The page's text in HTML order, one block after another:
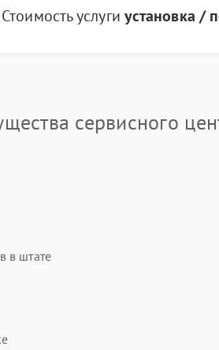
Стоимость услуги установка /
сервисного
в штате